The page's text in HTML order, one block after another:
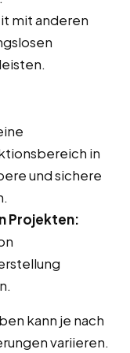
mit anderen
in
und sichere
Projekten:
kann je nach
variieren.